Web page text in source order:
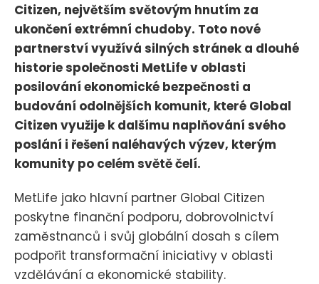
Citizen, největším světovým hnutím za
ukončení extrémní chudoby. Toto nové
partnerství využívá silných stránek a dlouhé
historie společnosti MetLife v oblasti
posilování ekonomické bezpečnosti a
budování odolnějších komunit, které Global
Citizen využije k dalšímu naplňování svého
poslání i řešení naléhavých výzev, kterým
komunity po celém světě čelí.
MetLife jako hlavní partner Global Citizen
poskytne finanční podporu, dobrovolnictví
zaměstnanců i svůj globální dosah s cílem
podpořit transformační iniciativy v oblasti
vzdělávání a ekonomické stability.